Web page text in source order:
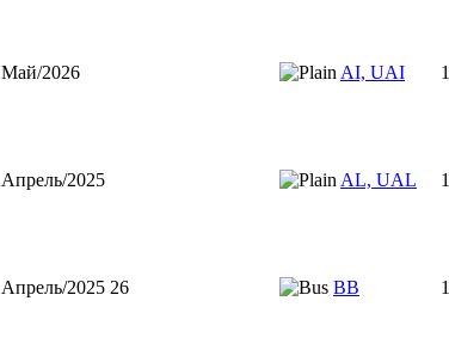
Май/2026 AI, UAI 1
Апрель/2025 AL, UAL 1
Апрель/2025 26 BB 1